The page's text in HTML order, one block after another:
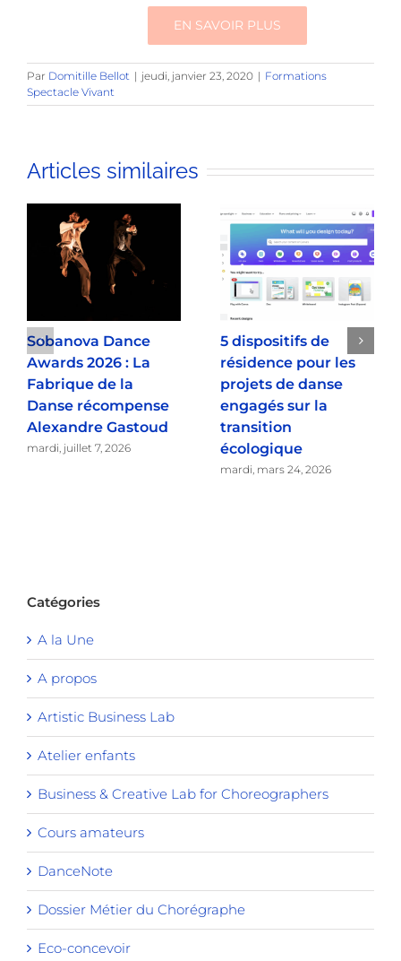
EN SAVOIR PLUS
Par Domitille Bellot | jeudi, janvier 23, 2020 | Formations
Spectacle Vivant
Articles similaires
Sobanova Dance
Awards 2026 : La
Fabrique de la
Danse récompense
Alexandre Gastoud
mardi, juillet 7, 2026
5 dispositifs de
résidence pour les
projets de danse
engagés sur la
transition
écologique
mardi, mars 24, 2026
Catégories
A la Une
A propos
Artistic Business Lab
Atelier enfants
Business & Creative Lab for Choreographers
Cours amateurs
DanceNote
Dossier Métier du Chorégraphe
Eco-concevoir